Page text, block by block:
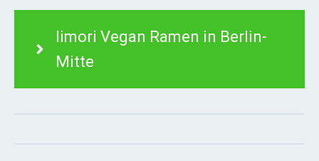
Iimori Vegan Ramen in Berlin-
Mitte